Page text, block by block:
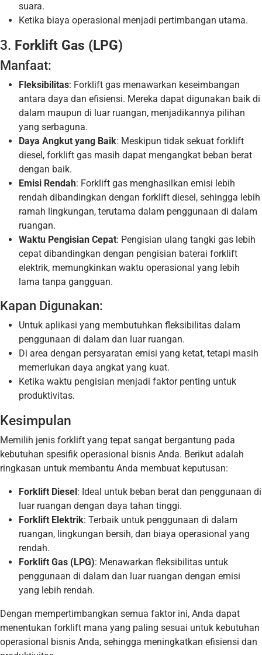
suara.
Ketika biaya operasional menjadi pertimbangan utama.
3. Forklift Gas (LPG)
Manfaat:
Fleksibilitas: Forklift gas menawarkan keseimbangan
antara daya dan efisiensi. Mereka dapat digunakan baik di
dalam maupun di luar ruangan, menjadikannya pilihan
yang serbaguna.
Daya Angkut yang Baik: Meskipun tidak sekuat forklift
diesel, forklift gas masih dapat mengangkat beban berat
dengan baik.
Emisi Rendah: Forklift gas menghasilkan emisi lebih
rendah dibandingkan dengan forklift diesel, sehingga lebih
ramah lingkungan, terutama dalam penggunaan di dalam
ruangan.
Waktu Pengisian Cepat: Pengisian ulang tangki gas lebih
cepat dibandingkan dengan pengisian baterai forklift
elektrik, memungkinkan waktu operasional yang lebih
lama tanpa gangguan.
Kapan Digunakan:
Untuk aplikasi yang membutuhkan fleksibilitas dalam
penggunaan di dalam dan luar ruangan.
Di area dengan persyaratan emisi yang ketat, tetapi masih
memerlukan daya angkat yang kuat.
Ketika waktu pengisian menjadi faktor penting untuk
produktivitas.
Kesimpulan
Memilih jenis forklift yang tepat sangat bergantung pada
kebutuhan spesifik operasional bisnis Anda. Berikut adalah
ringkasan untuk membantu Anda membuat keputusan:
Forklift Diesel: Ideal untuk beban berat dan penggunaan di
luar ruangan dengan daya tahan tinggi.
Forklift Elektrik: Terbaik untuk penggunaan di dalam
ruangan, lingkungan bersih, dan biaya operasional yang
rendah.
Forklift Gas (LPG): Menawarkan fleksibilitas untuk
penggunaan di dalam dan luar ruangan dengan emisi
yang lebih rendah.
Dengan mempertimbangkan semua faktor ini, Anda dapat
menentukan forklift mana yang paling sesuai untuk kebutuhan
operasional bisnis Anda, sehingga meningkatkan efisiensi dan